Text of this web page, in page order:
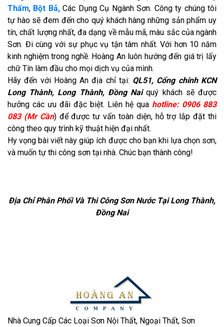
Thấm, Bột Bả,Các Dụng Cụ Ngành Sơn. Công ty chúng tôi
tự hào sẽ đem đến cho quý khách hàng những sản phẩm uy
tín, chất lượng nhất, đa dạng về mẫu mã, màu sắc của ngành
Sơn. Đi cùng với sự phục vụ tận tâm nhất. Với hơn 10 năm
kinh nghiệm trong nghề. Hoàng An luôn hướng đến giá trị lấy
chữ Tín làm đầu cho mọi dịch vụ của mình.
Hãy đến với Hoàng An địa chỉ tại: QL51, Cổng chính KCN
Long Thành, Long Thành, Đồng Naiquý khách sẽ được
hưởng các ưu đãi đặc biệt. Liên hệ qua hotline: 0906 883
083 (Mr Cần) để được tư vấn toàn diện, hỗ trợ lắp đặt thi
công theo quy trình kỹ thuật hiện đại nhất.
Hy vọng bài viết này giúp ích được cho bạn khi lựa chọn sơn,
và muốn tự thi công sơn tại nhà. Chúc bạn thành công!
Địa Chỉ Phân Phối Và Thi Công Sơn Nước Tại Long Thành,
Đồng Nai
Nhà Cung Cấp Các Loại Sơn Nội Thất, Ngoại Thất, Sơn